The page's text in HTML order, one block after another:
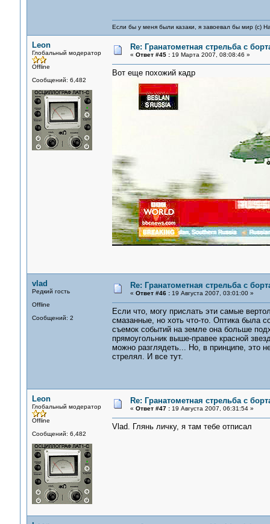
Если бы у меня были казаки, я завоевал бы мир (с)
Leon
Глобальный модератор
Offline
Сообщений: 6,482
Re: Гранатометная стрельба с
« Ответ #45 :19 Марта 2007, 08:08:46 »
Вот еще похожий кадр
vlad
Редкий гость
Offline
Сообщений: 2
Re: Гранатометная стрельба с
« Ответ #46 :19 Августа 2007, 03:01:00 »
Если что, могу прислать эти самые
смазанные, но хоть что-то. Оптика была
съемок событий на земле она больше
прямоугольник выше-правее красной
можно разглядеть... Но, в принципе, это
стрелял. И все тут.
Leon
Глобальный модератор
Offline
Сообщений: 6,482
Re: Гранатометная стрельба с
« Ответ #47 :19 Августа 2007, 06:31:54 »
Vlad. Глянь личку, я там тебе отписал